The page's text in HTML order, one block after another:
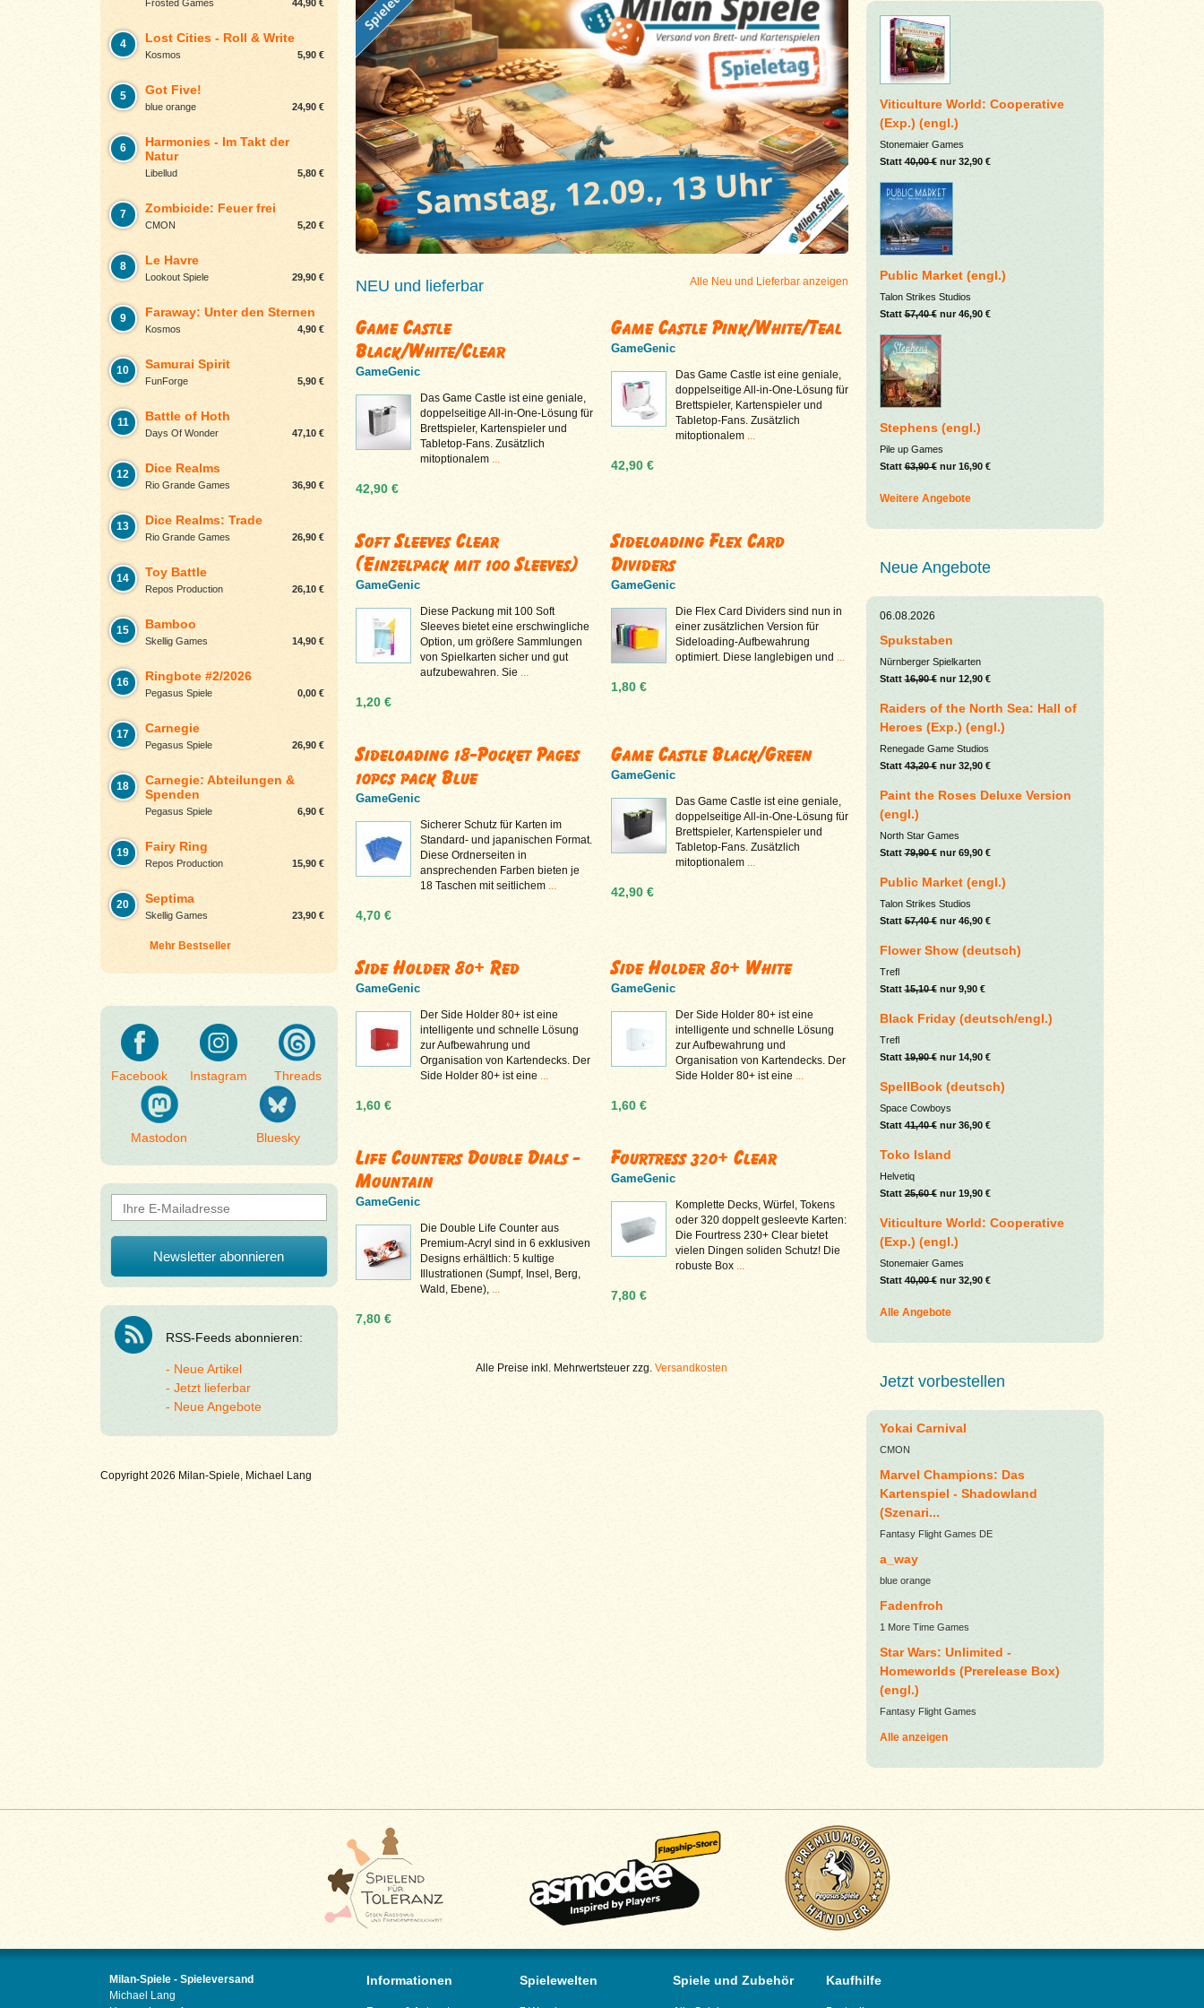
Frosted Games 44,90 €
4 Lost Cities - Roll & Write
Kosmos 5,90 €
5 Got Five!
blue orange 24,90 €
6
Harmonies - Im Takt der
Natur
Libellud 5,80 €
7 Zombicide: Feuer frei
CMON 5,20 €
8 Le Havre
Lookout Spiele 29,90 €
9 Faraway: Unter den Sternen
Kosmos 4,90 €
10 Samurai Spirit
FunForge 5,90 €
11 Battle of Hoth
Days Of Wonder 47,10 €
12 Dice Realms
Rio Grande Games 36,90 €
13 Dice Realms: Trade
Rio Grande Games 26,90 €
14 Toy Battle
Repos Production 26,10 €
15 Bamboo
Skellig Games 14,90 €
16 Ringbote #2/2026
Pegasus Spiele 0,00 €
17 Carnegie
Pegasus Spiele 26,90 €
18
Carnegie: Abteilungen &
Spenden
Pegasus Spiele 6,90 €
19 Fairy Ring
Repos Production 15,90 €
20 Septima
Skellig Games 23,90 €
Mehr Bestseller
Facebook Instagram Threads
Mastodon Bluesky
RSS-Feeds abonnieren:
Neue Artikel
Jetzt lieferbar
Neue Angebote
Copyright 2026 Milan-Spiele, Michael Lang
Alle Neu und Lieferbar anzeigen
NEU und lieferbar
Game Castle
Black/White/Clear
GameGenic
Das Game Castle ist eine geniale,
doppelseitige All-in-One-Lösung für
Brettspieler, Kartenspieler und
Tabletop-Fans. Zusätzlich
mitoptionalem ...
42,90 €
Game Castle Pink/White/Teal
GameGenic
Das Game Castle ist eine geniale,
doppelseitige All-in-One-Lösung für
Brettspieler, Kartenspieler und
Tabletop-Fans. Zusätzlich
mitoptionalem ...
42,90 €
Soft Sleeves Clear
(Einzelpack mit 100 Sleeves)
GameGenic
Diese Packung mit 100 Soft
Sleeves bietet eine erschwingliche
Option, um größere Sammlungen
von Spielkarten sicher und gut
aufzubewahren. Sie ...
1,20 €
Sideloading Flex Card
Dividers
GameGenic
Die Flex Card Dividers sind nun in
einer zusätzlichen Version für
Sideloading-Aufbewahrung
optimiert. Diese langlebigen und ...
1,80 €
Sideloading 18-Pocket Pages
10pcs pack Blue
GameGenic
Sicherer Schutz für Karten im
Standard- und japanischen Format.
Diese Ordnerseiten in
ansprechenden Farben bieten je
18 Taschen mit seitlichem ...
4,70 €
Game Castle Black/Green
GameGenic
Das Game Castle ist eine geniale,
doppelseitige All-in-One-Lösung für
Brettspieler, Kartenspieler und
Tabletop-Fans. Zusätzlich
mitoptionalem ...
42,90 €
Side Holder 80+ Red
GameGenic
Der Side Holder 80+ ist eine
intelligente und schnelle Lösung
zur Aufbewahrung und
Organisation von Kartendecks. Der
Side Holder 80+ ist eine ...
1,60 €
Side Holder 80+ White
GameGenic
Der Side Holder 80+ ist eine
intelligente und schnelle Lösung
zur Aufbewahrung und
Organisation von Kartendecks. Der
Side Holder 80+ ist eine ...
1,60 €
Life Counters Double Dials -
Mountain
GameGenic
Die Double Life Counter aus
Premium-Acryl sind in 6 exklusiven
Designs erhältlich: 5 kultige
Illustrationen (Sumpf, Insel, Berg,
Wald, Ebene), ...
7,80 €
Fourtress 320+ Clear
GameGenic
Komplette Decks, Würfel, Tokens
oder 320 doppelt gesleevte Karten:
Die Fourtress 230+ Clear bietet
vielen Dingen soliden Schutz! Die
robuste Box ...
7,80 €
Alle Preise inkl. Mehrwertsteuer zzg. Versandkosten
Viticulture World: Cooperative
(Exp.) (engl.)
Stonemaier Games
Statt40,00 €nur 32,90 €
Public Market (engl.)
Talon Strikes Studios
Statt57,40 €nur 46,90 €
Stephens (engl.)
Pile up Games
Statt63,90 €nur 16,90 €
Weitere Angebote
Neue Angebote
06.08.2026
Spukstaben
Nürnberger Spielkarten
Statt16,90 €nur 12,90 €
Raiders of the North Sea: Hall of
Heroes (Exp.) (engl.)
Renegade Game Studios
Statt43,20 €nur 32,90 €
Paint the Roses Deluxe Version
(engl.)
North Star Games
Statt79,90 €nur 69,90 €
Public Market (engl.)
Talon Strikes Studios
Statt57,40 €nur 46,90 €
Flower Show (deutsch)
Trefl
Statt15,10 €nur 9,90 €
Black Friday (deutsch/engl.)
Trefl
Statt19,90 €nur 14,90 €
SpellBook (deutsch)
Space Cowboys
Statt41,40 €nur 36,90 €
Toko Island
Helvetiq
Statt25,60 €nur 19,90 €
Viticulture World: Cooperative
(Exp.) (engl.)
Stonemaier Games
Statt40,00 €nur 32,90 €
Alle Angebote
Jetzt vorbestellen
Yokai Carnival
CMON
Marvel Champions: Das
Kartenspiel - Shadowland
(Szenari...
Fantasy Flight Games DE
a_way
blue orange
Fadenfroh
1 More Time Games
Star Wars: Unlimited -
Homeworlds (Prerelease Box)
(engl.)
Fantasy Flight Games
Alle anzeigen
Milan-Spiele - Spieleversand
Michael Lang
Informationen Spielewelten Spiele und Zubehör Kaufhilfe